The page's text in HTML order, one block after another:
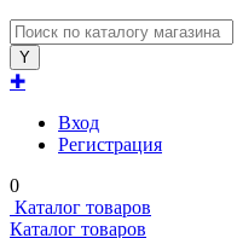
✚
Вход
Регистрация
0
Каталог товаров
Каталог товаров